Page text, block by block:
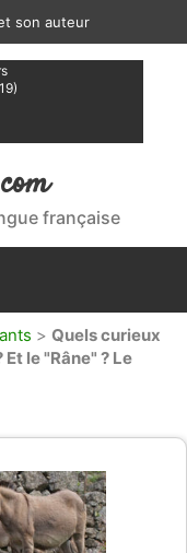
son auteur
française
> Quels curieux
le "Râne" ? Le